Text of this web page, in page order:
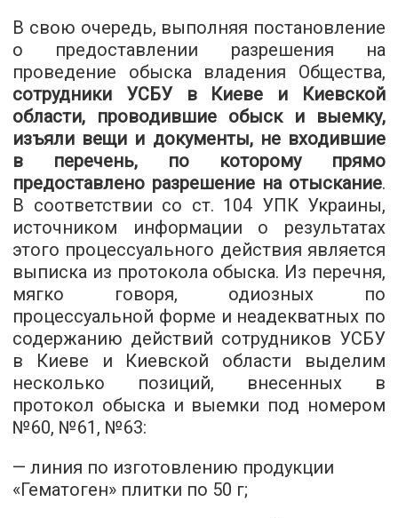
В свою очередь, выполняя постановление
о предоставлении разрешения на
проведение обыска владения Общества,
сотрудники УСБУ в Киеве и Киевской
области, проводившие обыск и выемку,
изъяли вещи и документы, не входившие
в перечень, по которому прямо
предоставлено разрешение на отыскание.
В соответствии со ст. 104 УПК Украины,
источником информации о результатах
этого процессуального действия является
выписка из протокола обыска. Из перечня,
мягко говоря, одиозных по
процессуальной форме и неадекватных по
содержанию действий сотрудников УСБУ
в Киеве и Киевской области выделим
несколько позиций, внесенных в
протокол обыска и выемки под номером
№60, №61, №63:
— линия по изготовлению продукции
«Гематоген» плитки по 50 г;